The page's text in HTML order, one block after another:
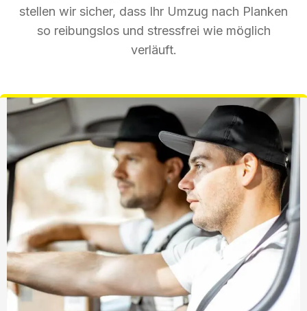
stellen wir sicher, dass Ihr Umzug nach Planken
so reibungslos und stressfrei wie möglich
verläuft.